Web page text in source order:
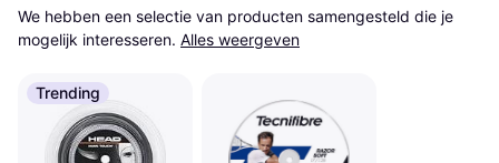
We hebben een selectie van producten samengesteld die je
mogelijk interesseren. Alles weergeven
Trending